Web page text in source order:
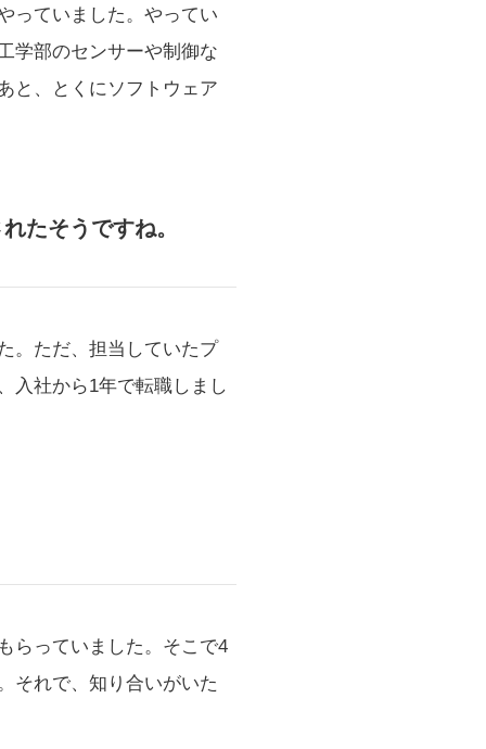
っていました。やってい
学部のセンサーや制御な
と、とくにソフトウェア
たそうですね。
。ただ、担当していたプ
入社から1年で転職しまし
らっていました。そこで4
それで、知り合いがいた